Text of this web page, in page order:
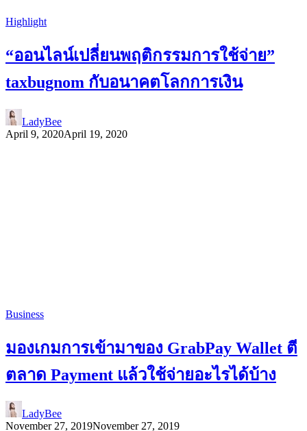
Highlight
“ออนไลน์เปลี่ยนพฤติกรรมการใช้จ่าย”
taxbugnom กับอนาคตโลกการเงิน
LadyBee
April 9, 2020April 19, 2020
Business
มองเกมการเข้ามาของ GrabPay Wallet ตี
ตลาด Payment แล้วใช้จ่ายอะไรได้บ้าง
LadyBee
November 27, 2019November 27, 2019